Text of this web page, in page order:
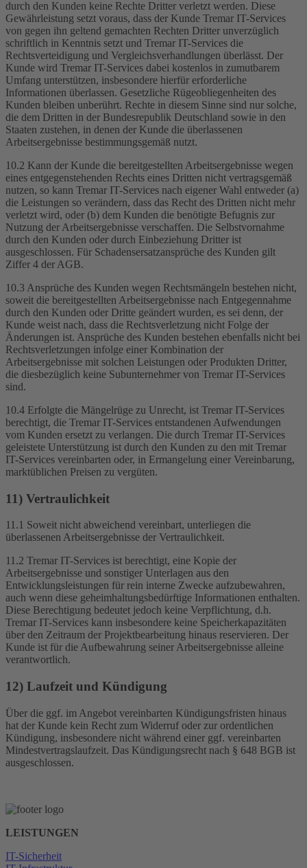
durch den Kunden keine Rechte Dritter verletzt werden. Diese
Gewährleistung setzt voraus, dass der Kunde Tremar IT-Services
von gegen ihn geltend gemachten Rechten Dritter unverzüglich
schriftlich in Kenntnis setzt und Tremar IT-Services die
Rechtsverteidigung und Vergleichsverhandlungen überlässt. Der
Kunde wird Tremar IT-Services dabei kostenlos in zumutbarem
Umfang unterstützen, insbesondere hierfür erforderliche
Informationen überlassen. Gesetzliche Rügeobliegenheiten des
Kunden bleiben unberührt. Rechte in diesem Sinne sind nur solche,
die dem Dritten in der Bundesrepublik Deutschland sowie in den
Staaten zustehen, in denen der Kunde die überlassenen
Arbeitsergebnisse bestimmungsgemäß nutzt.
10.2 Kann der Kunde die bereitgestellten Arbeitsergebnisse wegen
eines entgegenstehenden Rechts eines Dritten nicht vertragsgemäß
nutzen, so kann Tremar IT-Services nach eigener Wahl entweder (a)
die Leistungen so verändern, dass das Recht des Dritten nicht mehr
verletzt wird, oder (b) dem Kunden die benötigte Befugnis zur
Nutzung der Arbeitsergebnisse verschaffen. Die Selbstvornahme
durch den Kunden oder durch Einbeziehung Dritter ist
ausgeschlossen. Für Schadensersatzansprüche des Kunden gilt
Ziffer 4 der AGB.
10.3 Ansprüche des Kunden wegen Rechtsmängeln bestehen nicht,
soweit die bereitgestellten Arbeitsergebnisse nach Entgegennahme
durch den Kunden oder Dritte geändert wurden, es sei denn, der
Kunde weist nach, dass die Rechtsverletzung nicht Folge der
Änderungen ist. Ansprüche des Kunden bestehen ebenfalls nicht bei
Rechtsverletzungen infolge einer Kombination der
Arbeitsergebnisse mit solchen Leistungen oder Produkten Dritter,
die diesbezüglich keine Subunternehmer von Tremar IT-Services
sind.
10.4 Erfolgte die Mängelrüge zu Unrecht, ist Tremar IT-Services
berechtigt, die Tremar IT-Services entstandenen Aufwendungen
vom Kunden ersetzt zu verlangen. Die durch Tremar IT-Services
geleistete Unterstützung ist durch den Kunden zu den mit Tremar
IT-Services vereinbarten oder, in Ermangelung einer Vereinbarung,
marktüblichen Preisen zu vergüten.
11) Vertraulichkeit
11.1 Soweit nicht abweichend vereinbart, unterliegen die
überlassenen Arbeitsergebnisse der Vertraulichkeit.
11.2 Tremar IT-Services ist berechtigt, eine Kopie der
Arbeitsergebnisse und sonstiger Unterlagen aus den
Entwicklungsleistungen für rein interne Zwecke aufzubewahren,
auch wenn diese geheimhaltungsbedürftige Informationen enthalten.
Diese Berechtigung bedeutet jedoch keine Verpflichtung, d.h.
Tremar IT-Services kann insbesondere keine Speicherkapazitäten
über den Zeitraum der Projektbearbeitung hinaus reservieren. Der
Kunde ist für die Aufbewahrung seiner Arbeitsergebnisse alleine
verantwortlich.
12) Laufzeit und Kündigung
Über die ggf. im Angebot vereinbarten Kündigungsfristen hinaus
hat der Kunde kein Recht zum Widerruf oder zur ordentlichen
Kündigung, insbesondere nicht während einer ggf. vereinbarten
Mindestvertragslaufzeit. Das Kündigungsrecht nach § 648 BGB ist
ausgeschlossen.
LEISTUNGEN
IT-Sicherheit